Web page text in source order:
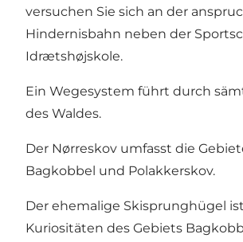
versuchen Sie sich an der
Hindernisbahn neben der
Idrætshøjskole.
Ein Wegesystem führt durch
des Waldes.
Der Nørreskov umfasst die
Bagkobbel und Polakkerskov.
Der ehemalige Skisprunghügel
Kuriositäten des Gebiets